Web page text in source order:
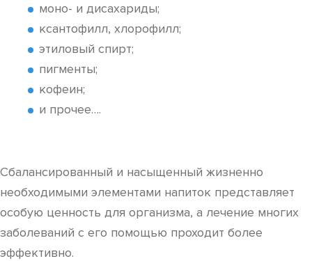
моно- и дисахариды;
ксантофилл, хлорофилл;
этиловый спирт;
пигменты;
кофеин;
и прочее….
Сбалансированный и насыщенный жизненно
необходимыми элементами напиток представляет
особую ценность для организма, а лечение многих
заболеваний с его помощью проходит более
эффективно.